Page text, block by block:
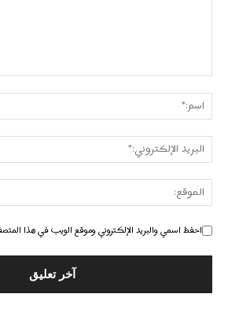
احفظ اسمي والبريد الإلكتروني وموقع الويب في هذا